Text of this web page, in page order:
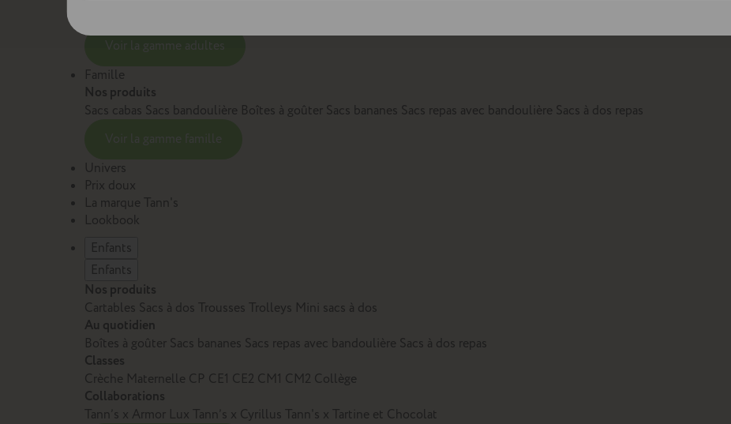
Famille
Nos produits
Sacs cabas Sacs bandoulière Boîtes à goûter Sacs bananes Sacs repas avec bandoulière Sacs à dos repas
Univers
Prix doux
La marque Tann's
Lookbook
Enfants
Enfants
Nos produits
Cartables Sacs à dos Trousses Trolleys Mini sacs à dos
Au quotidien
Boîtes à goûter Sacs bananes Sacs repas avec bandoulière Sacs à dos repas
Classes
Crèche Maternelle CP CE1 CE2 CM1 CM2 Collège
Collaborations
Tann’s x Armor Lux Tann’s x Cyrillus Tann's x Tartine et Chocolat